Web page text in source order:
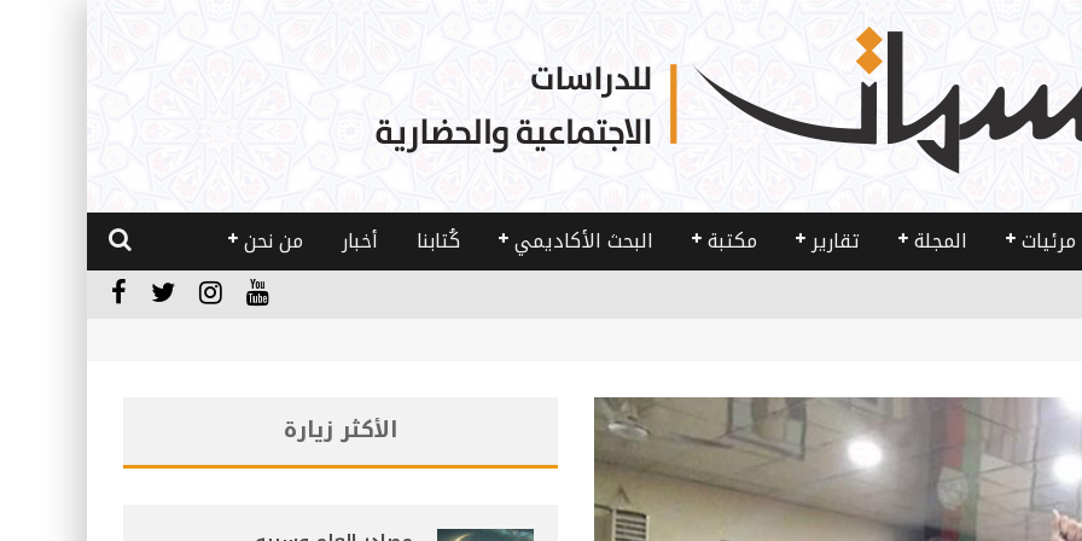
مرئيات المجلة تقارير مكتبة البحث الأكاديمي كُتابنا أخبار من نحن
الأكثر زيارة